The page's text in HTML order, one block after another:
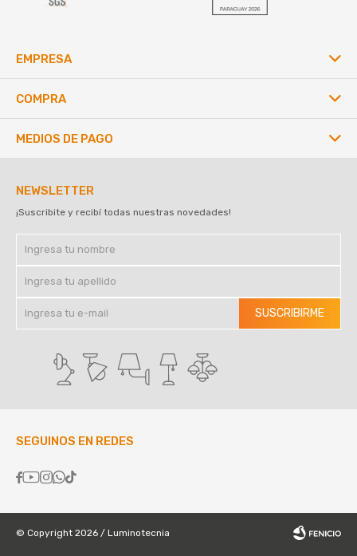
EMPRESA
COMPRA
NEWSLETTER
¡Suscribite y recibí todas nuestras novedades!
SUSCRIBIRME
SEGUINOS EN REDES

MEDIOS DE PAGO
© Copyright 2026 / Luminotecnia